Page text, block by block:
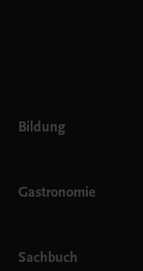
Bildung
AHS
EWF/ZWF
FW
Gastronomie
Getränke
Sachbuch